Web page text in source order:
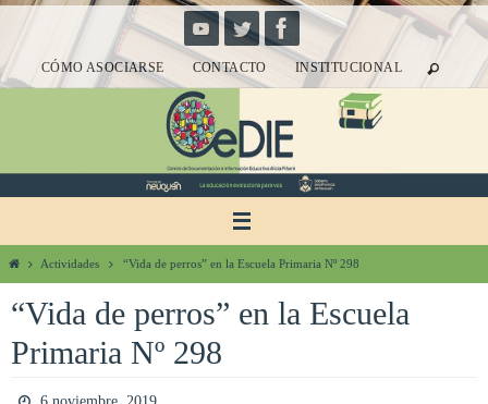
contenidoCÓMO ASOCIARSE CONTACTO INSTITUCIONAL
InicioActividades “Vida de perros” en la Escuela Primaria Nº 298
“Vida de perros” en la Escuela
Primaria Nº 298